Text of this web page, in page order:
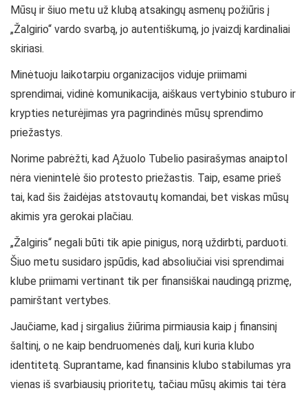
Mūsų ir šiuo metu už klubą atsakingų asmenų požiūris į
„Žalgirio“ vardo svarbą, jo autentiškumą, jo įvaizdį kardinaliai
skiriasi.
Minėtuoju laikotarpiu organizacijos viduje priimami
sprendimai, vidinė komunikacija, aiškaus vertybinio stuburo ir
krypties neturėjimas yra pagrindinės mūsų sprendimo
priežastys.
Norime pabrėžti, kad Ąžuolo Tubelio pasirašymas anaiptol
nėra vienintelė šio protesto priežastis. Taip, esame prieš
tai, kad šis žaidėjas atstovautų komandai, bet viskas mūsų
akimis yra gerokai plačiau.
„Žalgiris“ negali būti tik apie pinigus, norą uždirbti, parduoti.
Šiuo metu susidaro įspūdis, kad absoliučiai visi sprendimai
klube priimami vertinant tik per finansiškai naudingą prizmę,
pamirštant vertybes.
Jaučiame, kad į sirgalius žiūrima pirmiausia kaip į finansinį
šaltinį, o ne kaip bendruomenės dalį, kuri kuria klubo
identitetą. Suprantame, kad finansinis klubo stabilumas yra
vienas iš svarbiausių prioritetų, tačiau mūsų akimis tai tėra